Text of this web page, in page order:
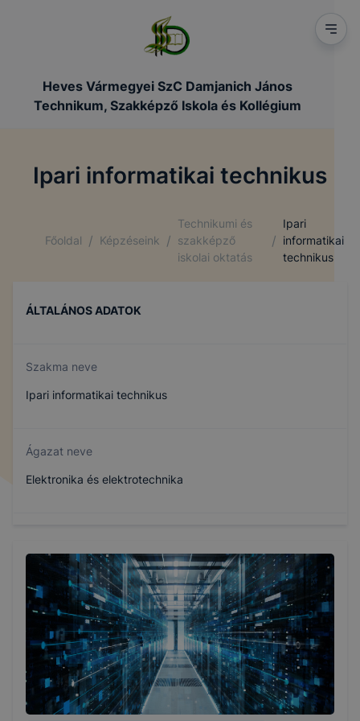
Heves Vármegyei SzC Damjanich János
Technikum, Szakképző Iskola és Kollégium
Ipari informatikai technikus
Főoldal / Képzéseink /
Technikumi és
szakképző
iskolai oktatás
/
Ipari
informatikai
technikus
ÁLTALÁNOS ADATOK
Szakma neve
Ipari informatikai technikus
Ágazat neve
Elektronika és elektrotechnika
507140405
Képzés időtartama
5 év
Választható szakmairányok: